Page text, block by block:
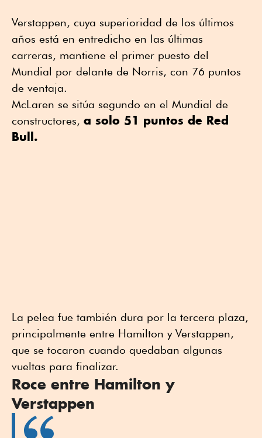
Verstappen, cuya superioridad de los últimos
años está en entredicho en las últimas
carreras, mantiene el primer puesto del
Mundial por delante de Norris, con 76 puntos
de ventaja.
McLaren se sitúa segundo en el Mundial de
constructores, a solo 51 puntos de Red
Bull.
La pelea fue también dura por la tercera plaza,
principalmente entre Hamilton y Verstappen,
que se tocaron cuando quedaban algunas
vueltas para finalizar.
Roce entre Hamilton y
Verstappen